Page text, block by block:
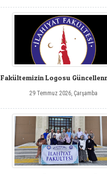
Fakültemizin Logosu
29 Temmuz 2026, Çarşamba